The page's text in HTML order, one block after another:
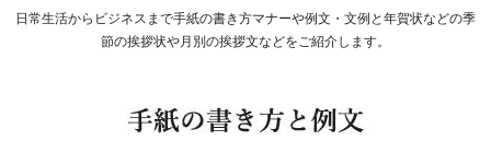
日常生活からビジネスまで手紙の書き方マナーや例文・文例と年賀状などの季
節の挨拶状や月別の挨拶文などをご紹介します。